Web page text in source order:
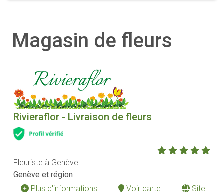
Magasin de fleurs
Rivieraflor - Livraison de fleurs
Fleuriste à Genève
Genève et région
Plus d'informations
Voir carte
Site